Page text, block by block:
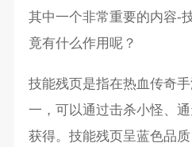
其中一个非常重要的内容-
竟有什么作用呢？
技能残页是指在热血传奇
一，可以通过击杀小怪、
获得。技能残页呈蓝色品